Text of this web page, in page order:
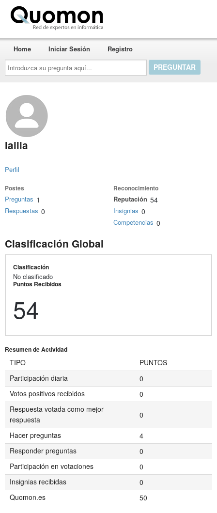
Introduzca
su
pregunta
aquí...
Home Iniciar Sesión Registro
lailla
Perfil
Postes
Preguntas 1
Respuestas 0
Reconocimiento
Reputación 54
Insignias 0
Competencias 0
Clasificación Global
Clasificación
No clasificado
Puntos Recibidos
54
Resumen de Actividad
TIPO
PUNTOS
Participación diaria
0
Votos positivos recibidos
0
Respuesta votada como mejor
respuesta
0
Hacer preguntas
4
Responder preguntas
0
Participación en votaciones
0
Insignias recibidas
0
Quomon.es
50